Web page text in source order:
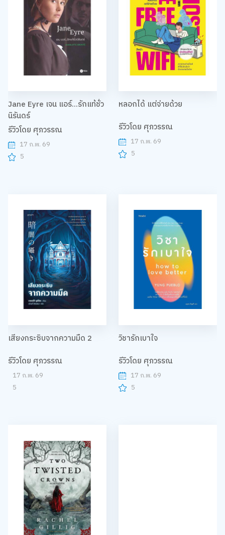
Jane Eyre เจน แอร์...รักแท้ชั่ว
นิรันดร์
รีวิวโดย ศุภวรรณ
17 ก.พ. 69
5
หลอกได้ แต่จ่ายด้วย
รีวิวโดย ศุภวรรณ
17 ก.พ. 69
5
เสียงกระซิบจากความมืด 2
รีวิวโดย ศุภวรรณ
17 ก.พ. 69
5
วิชารักเบาใจ
รีวิวโดย ศุภวรรณ
17 ก.พ. 69
5